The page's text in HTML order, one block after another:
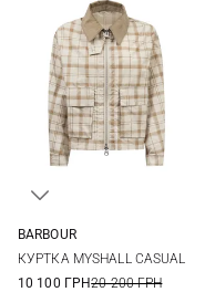
BARBOUR
КУРТКА MYSHALL CASUAL
10 100 ГРН20 200 ГРН